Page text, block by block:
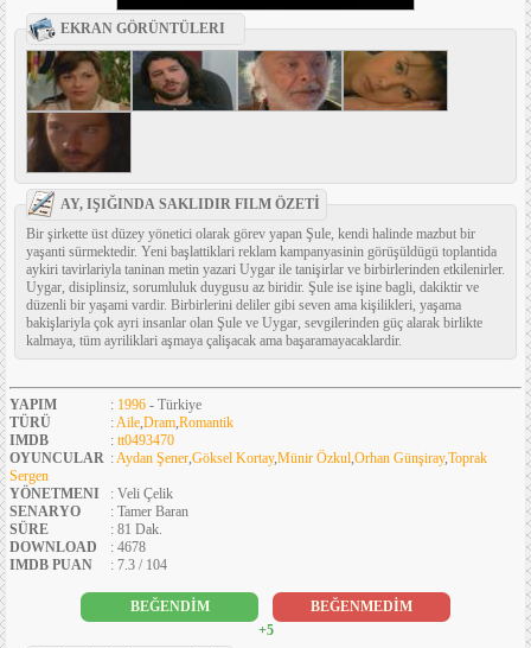
EKRAN GÖRÜNTÜLERI
AY, IŞIĞINDA SAKLIDIR FILM ÖZETİ
Bir şirkette üst düzey yönetici olarak görev yapan Şule, kendi halinde mazbut bir
yaşanti sürmektedir. Yeni başlattiklari reklam kampanyasinin görüşüldügü toplantida
aykiri tavirlariyla taninan metin yazari Uygar ile tanişirlar ve birbirlerinden etkilenirler.
Uygar, disiplinsiz, sorumluluk duygusu az biridir. Şule ise işine bagli, dakiktir ve
düzenli bir yaşami vardir. Birbirlerini deliler gibi seven ama kişilikleri, yaşama
bakişlariyla çok ayri insanlar olan Şule ve Uygar, sevgilerinden güç alarak birlikte
kalmaya, tüm ayriliklari aşmaya çalişacak ama başaramayacaklardir.
YAPIM : 1996 - Türkiye
TÜRÜ
:Aile,Dram,Romantik
IMDB
: tt0493470
OYUNCULAR :Aydan Şener,Göksel Kortay,Münir Özkul,Orhan Günşiray,Toprak
Sergen
YÖNETMENI
: Veli Çelik
SENARYO
: Tamer Baran
SÜRE
: 81 Dak.
DOWNLOAD
: 4678
IMDB PUAN
: 7.3 / 104
BEĞENDİM
BEĞENMEDİM
+5